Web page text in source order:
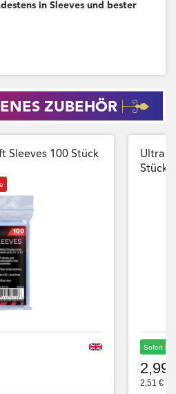
in Sleeves und bester
ZUBEHÖR
Sleeves 100 Stück
Ultra
Stück
Sofort
2,99
2,51 €